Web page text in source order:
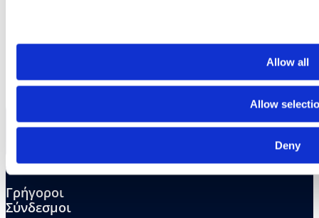
Allow all
Allow
Deny
Γρήγοροι
Σύνδεσμοι